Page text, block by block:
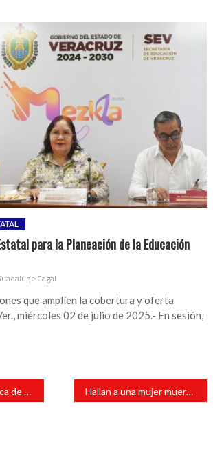
para la Planeación de la Educación
Cagal
que amplíen la cobertura y oferta
miércoles 02 de julio de 2025.- En sesión,
Mago Corro Hallan a una mujer muerta pudiera ser la joven desaparecida de la comunidad de Los Mangos